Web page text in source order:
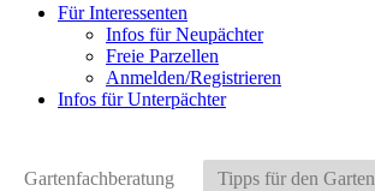
Für Interessenten
Infos für Neupächter
Freie Parzellen
Anmelden/Registrieren
Infos für Unterpächter
Gartenfachberatung Tipps für den Garten